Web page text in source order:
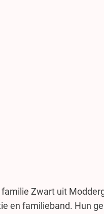
Zwart uit
en familieband. Hun